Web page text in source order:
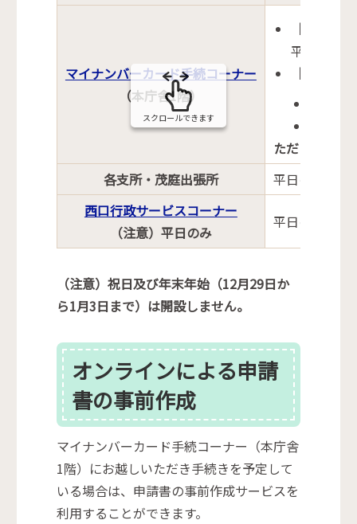
マイナンバーカード手続コーナー
（本庁舎1階）
［通常窓
平日の午
［
ただし、シス
各支所・茂庭出張所
平日の午前8
西口行政サービスコーナー
（注意）平日のみ
平日の午前9
スクロールできます
（注意）祝日及び年末年始（12月29日か
ら1月3日まで）は開設しません。
オンラインによる申請
書の事前作成
マイナンバーカード手続コーナー（本庁舎
1階）にお越しいただき手続きを予定して
いる場合は、申請書の事前作成サービスを
利用することができます。